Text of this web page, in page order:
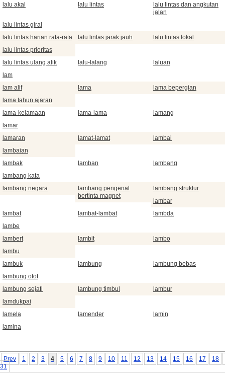
lalu akal
lalu lintas
lalu lintas dan angkutan
jalan
lalu lintas giral
lalu lintas harian rata-rata
lalu lintas jarak jauh
lalu lintas lokal
lalu lintas prioritas
lalu lintas ulang alik
lalu-lalang
laluan
lam
lam alif
lama
lama bepergian
lama tahun ajaran
lama-kelamaan
lama-lama
lamang
lamar
lamaran
lamat-lamat
lambai
lambaian
lambak
lamban
lambang
lambang kata
lambang negara
lambang pengenal
bertinta magnet
lambang struktur
lambar
lambat
lambat-lambat
lambda
lambe
lambert
lambit
lambo
lambu
lambuk
lambung
lambung bebas
lambung otot
lambung sejati
lambung timbul
lambur
lamdukpai
lamela
lamender
lamin
lamina
Prev 1 2 3 4 5 6 7 8 9 10 11 12 13 14 15 16 17
18
31